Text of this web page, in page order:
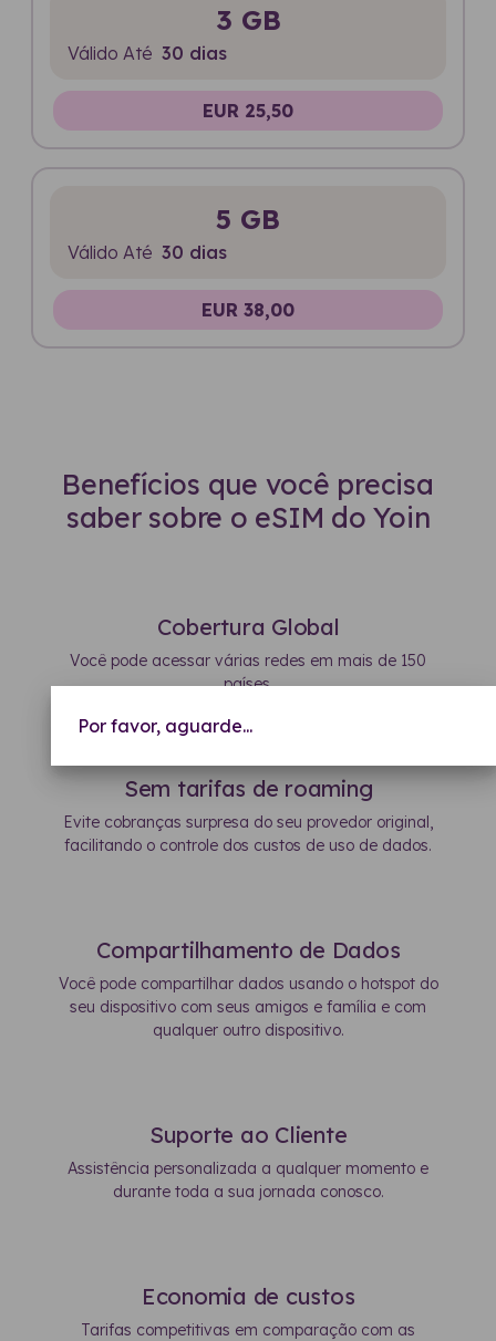
Por favor, aguarde...
3 GB
Válido Até 30 dias
EUR 25,50
5 GB
Válido Até 30 dias
EUR 38,00
Benefícios que você precisa
saber sobre o eSIM do Yoin
Cobertura Global
Você pode acessar várias redes em mais de 150
países.
Sem tarifas de roaming
Evite cobranças surpresa do seu provedor original,
facilitando o controle dos custos de uso de dados.
Compartilhamento de Dados
Você pode compartilhar dados usando o hotspot do
seu dispositivo com seus amigos e família e com
qualquer outro dispositivo.
Suporte ao Cliente
Assistência personalizada a qualquer momento e
durante toda a sua jornada conosco.
Economia de custos
Tarifas competitivas em comparação com as